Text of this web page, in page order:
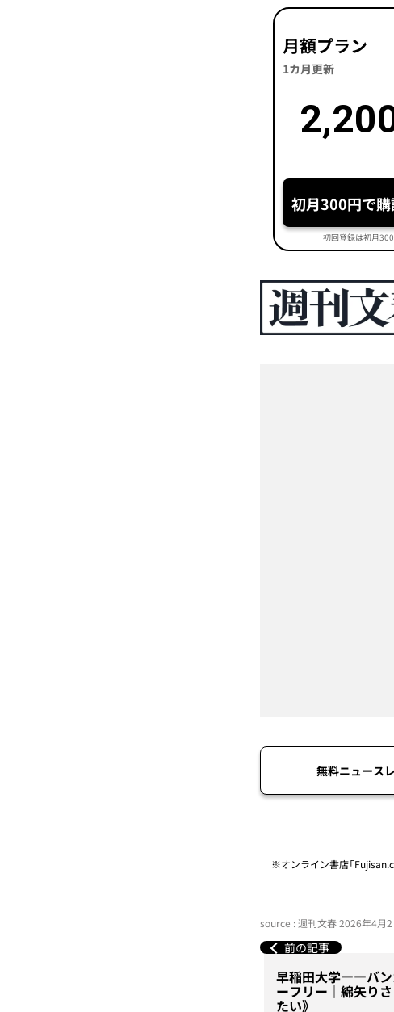
月額プラン
1カ月更新
初月300円で購
初回登録は初月
無料ニュース
※オンライン書店「
source : 週刊文春 2026年4月
前の記事
早稲田大学――バン
ーフリー｜綿矢り
たい》